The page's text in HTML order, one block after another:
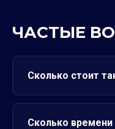
ЧАСТЫЕ
Сколько стоит
Сколько